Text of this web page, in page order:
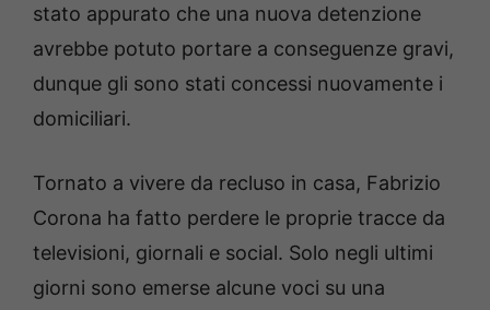
stato appurato che una nuova detenzione
avrebbe potuto portare a conseguenze gravi,
dunque gli sono stati concessi nuovamente i
domiciliari.
Tornato a vivere da recluso in casa, Fabrizio
Corona ha fatto perdere le proprie tracce da
televisioni, giornali e social. Solo negli ultimi
giorni sono emerse alcune voci su una